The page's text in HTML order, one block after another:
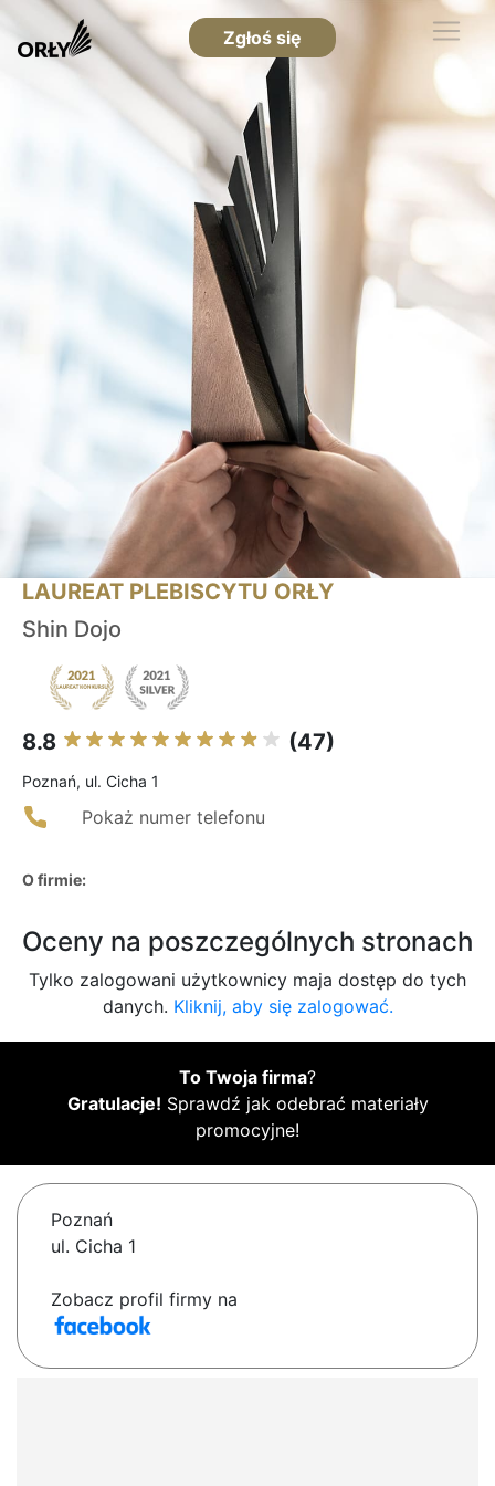
Zgłoś się
LAUREAT PLEBISCYTU ORŁY
Shin Dojo
8.8 (47)
Poznań, ul. Cicha 1
Pokaż numer telefonu
O firmie:
Oceny na poszczególnych stronach
Tylko zalogowani użytkownicy maja dostęp do tych
danych. Kliknij, aby się zalogować.
To Twoja firma?
Gratulacje! Sprawdź jak odebrać materiały
promocyjne!
Poznań
ul. Cicha 1
Zobacz profil firmy na